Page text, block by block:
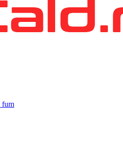
fum